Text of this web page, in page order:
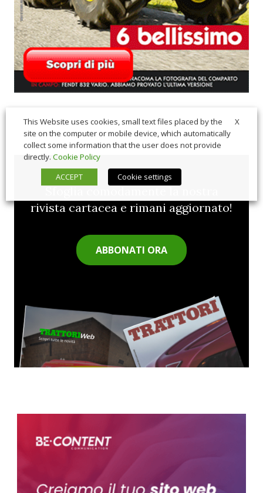
Sfoglia comodamente la nostra
rivista cartacea e rimani aggiornato!
ABBONATI ORA
X
This Website uses cookies, small text files placed by the
site on the computer or mobile device, which automatically
collect some information that the user does not provide
directly. Cookie Policy
ACCEPT
Cookie settings